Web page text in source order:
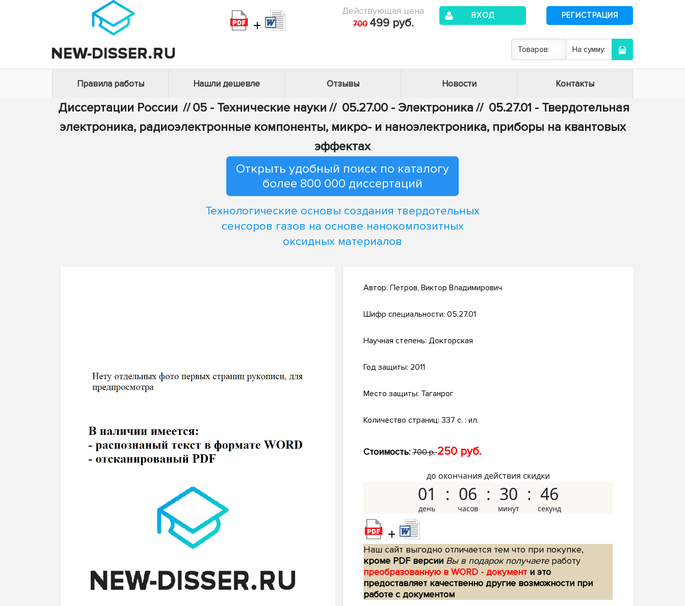
+
Действующая цена
700 499 руб.
ВХОД РЕГИСТРАЦИЯ
Товаров: На сумму:
Правила работы Нашли дешевле Отзывы Новости Контакты
Диссертации России // 05 - Технические науки // 05.27.00 - Электроника // 05.27.01 - Твердотельная
электроника, радиоэлектронные компоненты, микро- и наноэлектроника, приборы на квантовых
эффектах
Открыть удобный поиск по каталогу
более 800 000 диссертаций
Технологические основы создания твердотельных
сенсоров газов на основе нанокомпозитных
оксидных материалов
Автор: Петров, Виктор Владимирович
Шифр специальности: 05.27.01
Научная степень: Докторская
Год защиты: 2011
Место защиты: Таганрог
Количество страниц: 337 с. : ил.
Стоимость: 700 р.250 руб.
до окончания действия скидки
01 06 30 45
+
Наш сайт выгодно отличается тем что при покупке,
кроме PDF версии Вы в подарок получаетеработу
преобразованную в WORD - документ и это
предоставляет качественно другие возможности при
работе с документом